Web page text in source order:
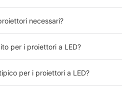
necessari?
per i proiettori a LED?
per i proiettori a LED?